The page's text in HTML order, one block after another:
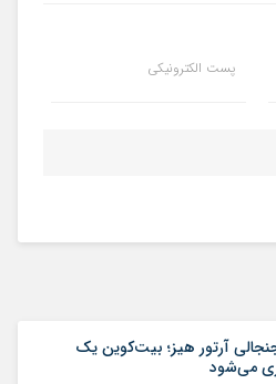
پست الکترونیکی
آرتور هیز؛ بیت‌کوین یک
می‌شود